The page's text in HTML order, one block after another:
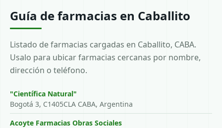
Guía de farmacias en Caballito
Listado de farmacias cargadas en Caballito, CABA.
Usalo para ubicar farmacias cercanas por nombre,
dirección o teléfono.
"Científica Natural"
Bogotá 3, C1405CLA CABA, Argentina
Acoyte Farmacias Obras Sociales